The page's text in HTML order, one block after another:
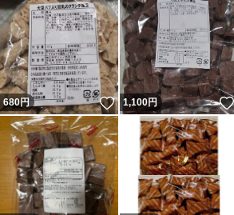
680円 いいね！
1,100円